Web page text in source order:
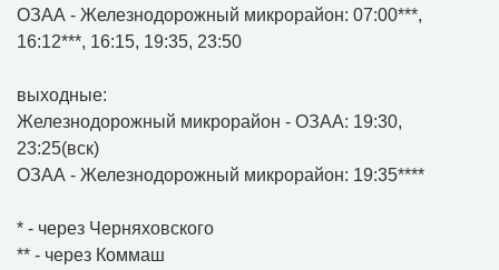
ОЗАА - Железнодорожный микрорайон: 07:00***,
16:12***, 16:15, 19:35, 23:50
выходные:
Железнодорожный микрорайон - ОЗАА: 19:30,
23:25(вск)
ОЗАА - Железнодорожный микрорайон: 19:35****
* - через Черняховского
** - через Коммаш